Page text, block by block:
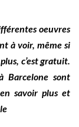
oeuvres
à voir, même si
c’est gratuit.
Barcelone sont
savoir plus et